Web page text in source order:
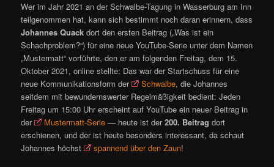
Wer im Jahr 2021 an der Schwalbe-Tagung in Wasserburg am Inn
teilgenommen hat, kann sich bestimmt noch daran erinnern, dass
Johannes Quack dort den ersten Beitrag („Was ist ein
Schachproblem?“) für eine neue YouTube-Serie unter dem Namen
„Mustermatt“ vorführte, den er am folgenden Freitag, dem 15.
Oktober 2021, online stellte: Das war der Startschuss für eine
neue Kommunikationsform der
Schwalbe, die Johannes
seitdem mit bewundernswerter Regelmäßigkeit bedient: Jeden
Freitag um 15:00 Uhr erscheint auf YouTube ein neuer Beitrag in
der
Mustermatt-Serie — heute ist der200. Beitrag dort
erschienen, und der ist heute besonders interessant, da schaut
Johannes höchst
spannend über den Zaun!